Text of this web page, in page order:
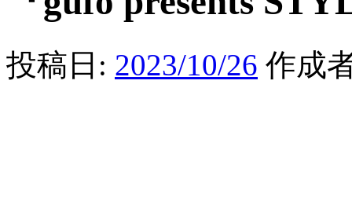
投稿日: 2023/10/26 作成